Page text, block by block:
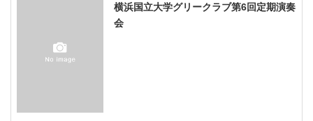
横浜国立大学グリークラブ第6回定期演奏
会